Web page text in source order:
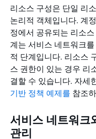
리소스 구성은 단일 리
논리적 객체입니다. 계
정에서 공유되는 리소
계는 서비스 네트워크
적 단계입니다. 리소스
스 권한이 있는 경우 리
결할 수 있습니다. 자세
기반 정책 예제를 참조
서비스 네트워크
관리